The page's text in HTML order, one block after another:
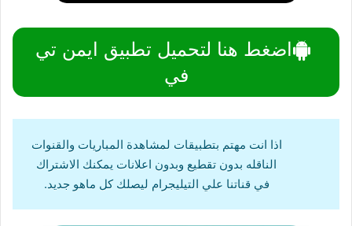
اضغط هنا لتحميل تطبيق ايمن تي
في
اذا انت مهتم بتطبيقات لمشاهدة المباريات والقنوات
الناقله بدون تقطيع وبدون اعلانات يمكنك الاشتراك
في قناتنا علي التيليجرام ليصلك كل ماهو جديد.